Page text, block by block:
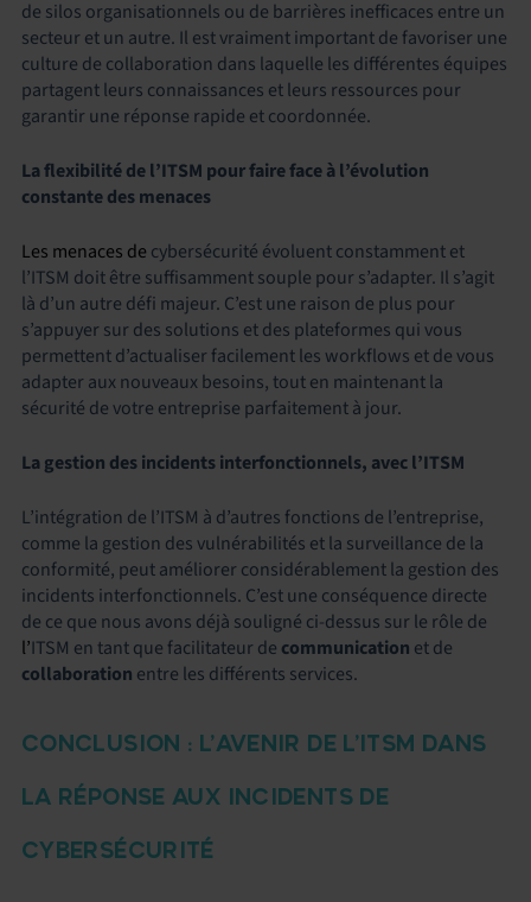
de silos organisationnels ou de barrières inefficaces entre un
secteur et un autre. Il est vraiment important de favoriser une
culture de collaboration dans laquelle les différentes équipes
partagent leurs connaissances et leurs ressources pour
garantir une réponse rapide et coordonnée.
La flexibilité de l’ITSM pour faire face à l’évolution
constante des menaces
Les menaces de cybersécurité évoluent constamment et
l’ITSM doit être suffisamment souple pour s’adapter. Il s’agit
là d’un autre défi majeur. C’est une raison de plus pour
s’appuyer sur des solutions et des plateformes qui vous
permettent d’actualiser facilement les workflows et de vous
adapter aux nouveaux besoins, tout en maintenant la
sécurité de votre entreprise parfaitement à jour.
La gestion des incidents interfonctionnels, avec l’ITSM
L’intégration de l’ITSM à d’autres fonctions de l’entreprise,
comme la gestion des vulnérabilités et la surveillance de la
conformité, peut améliorer considérablement la gestion des
incidents interfonctionnels. C’est une conséquence directe
de ce que nous avons déjà souligné ci-dessus sur le rôle de
l’ITSM en tant que facilitateur de communication et de
collaboration entre les différents services.
CONCLUSION : L’AVENIR DE L’ITSM DANS
LA RÉPONSE AUX INCIDENTS DE
CYBERSÉCURITÉ